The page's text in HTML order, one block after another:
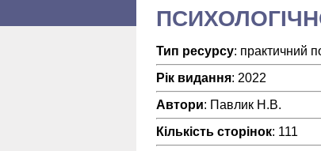
Тип ресурсу: практичний
Рік видання: 2022
Автори: Павлик Н.В.
Кількість сторінок: 111